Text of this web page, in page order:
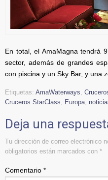
En total, el AmaMagna tendrá
sector, además de grandes
con piscina y un Sky Bar, y una
Etiquetas: AmaWaterways,
Cruceros StarClass, Europa,
Deja una
Tu dirección de correo electrónico
obligatorios están marcados con *
Comentario *